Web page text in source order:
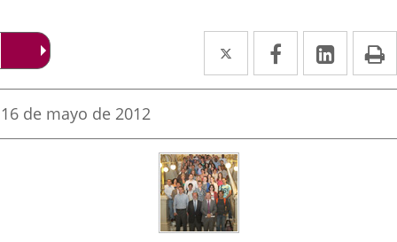
Twitter
Enlace
a
aplicación
externa.
Facebook
Enlace
a
aplicación
Enlace
a
Fecha
la
16 de mayo de 2012